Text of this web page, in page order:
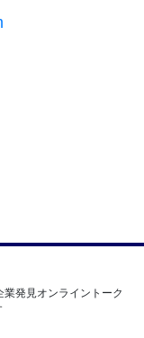
発見オンライントーク